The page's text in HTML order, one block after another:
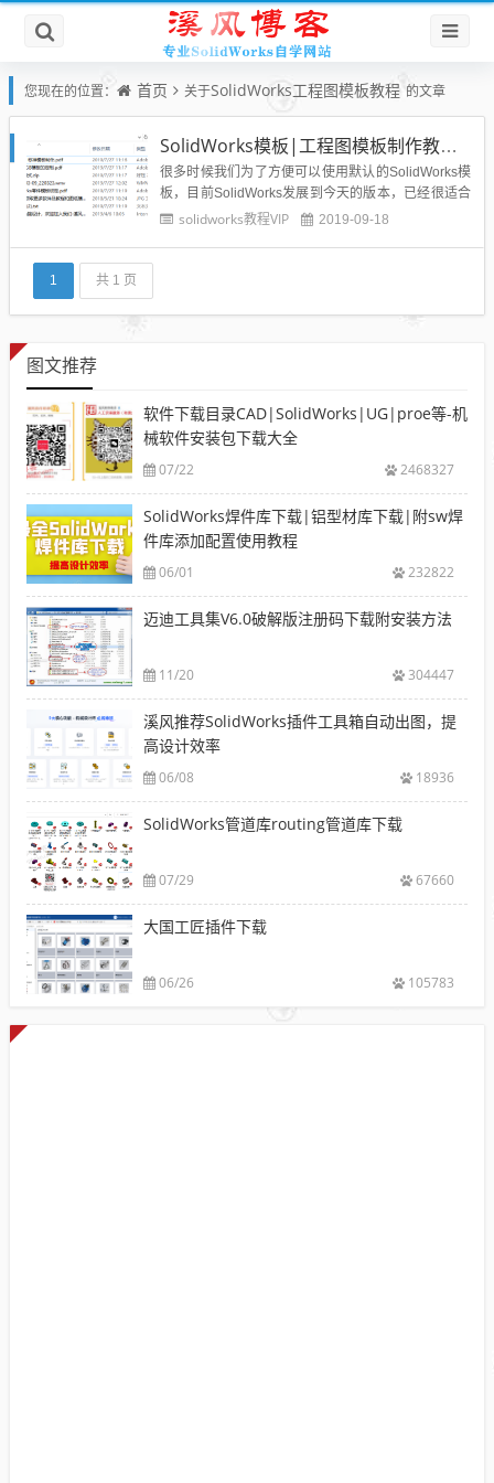
您现在的位置： 首页 关于SolidWorks工程图模板教程 的文章
SolidWorks模板|工程图模板制作教程视频和pdf文档
很多时候我们为了方便可以使用默认的SolidWorks模
板，目前SolidWorks发展到今天的版本，已经很适合
国人的模板标注，所以大可放心使用。但是有些要求
solidworks教程VIP 2019-09-18
1 共 1 页
图文推荐
软件下载目录CAD|SolidWorks|UG|proe等-机
械软件安装包下载大全
07/22 2468327
SolidWorks焊件库下载|铝型材库下载|附sw焊
件库添加配置使用教程
06/01 232822
迈迪工具集V6.0破解版注册码下载附安装方法
11/20 304447
溪风推荐SolidWorks插件工具箱自动出图，提
高设计效率
06/08 18936
SolidWorks管道库routing管道库下载
07/29 67660
大国工匠插件下载
06/26 105783